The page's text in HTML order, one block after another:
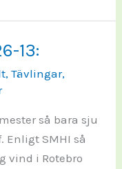
13:
,Tävlingar,
så bara sju
Enligt SMHI så
vind i Rotebro